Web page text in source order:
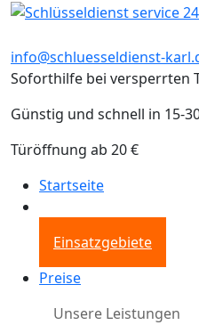
info@schluesseldienst-
Soforthilfe bei versperrten
Günstig und schnell in 15-
Türöffnung ab 20 €
Startseite
Einsatzgebiete
Preise
Unsere Leistungen